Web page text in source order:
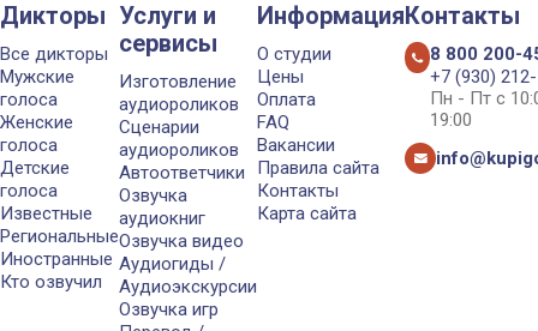
Дикторы
Все дикторы
Мужские
голоса
Женские
голоса
Детские
голоса
Известные
Региональные
Иностранные
Кто озвучил
Услуги и
сервисы
Изготовление
аудиороликов
Сценарии
аудиороликов
Автоответчики
Озвучка
аудиокниг
Озвучка видео
Аудиогиды /
Аудиоэкскурсии
Озвучка игр
Информация
О студии
Цены
Оплата
FAQ
Вакансии
Правила сайта
Контакты
Карта сайта
Контакты
8 800 200-
+7 (930)
Пн - Пт с
19:00